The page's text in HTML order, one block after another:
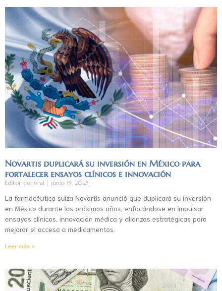
Novartis duplicará su inversión en México para
fortalecer ensayos clínicos e innovación
Editor general junio 19, 2025
La farmacéutica suiza Novartis anunció que duplicará su inversión
en México durante los próximos años, enfocándose en impulsar
ensayos clínicos, innovación médica y alianzas estratégicas para
mejorar el acceso a medicamentos.
Leer más »